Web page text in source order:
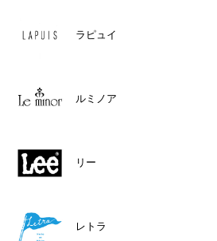
ラピュイ
ルミノア
リー
レトラ